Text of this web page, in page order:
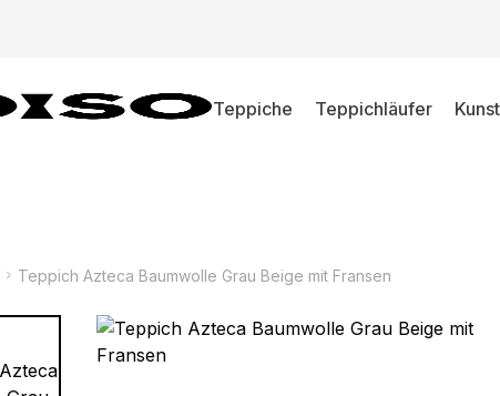
Teppiche Teppichläufer
Teppich Azteca Baumwolle Grau Beige mit Fransen